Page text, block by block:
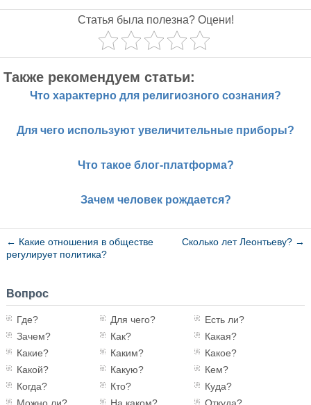
Статья была полезна? Оцени!
Также рекомендуем статьи:
Что характерно для религиозного сознания?
Для чего используют увеличительные приборы?
Что такое блог-платформа?
Зачем человек рождается?
← Какие отношения в обществе
регулирует политика?
Сколько лет Леонтьеву? →
Вопрос
Где? Для чего?
Есть ли?
Зачем?
Как?
Какая?
Какие?
Каким?
Какое?
Какой?
Какую?
Кем?
Когда?
Кто?
Куда?